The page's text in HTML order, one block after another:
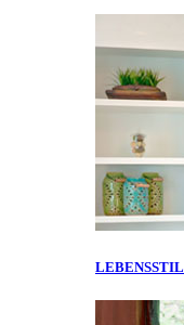
LEBENSSTIL